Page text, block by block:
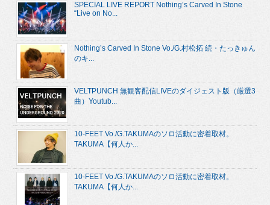
SPECIAL LIVE REPORT Nothing’s Carved In Stone
“Live on No...
Nothing’s Carved In Stone Vo./G.村松拓 続・たっきゅん
のキ...
VELTPUNCH 無観客配信LIVEのダイジェスト版（厳選3
曲）Youtub...
10-FEET Vo./G.TAKUMAのソロ活動に密着取材。
TAKUMA【何人か...
10-FEET Vo./G.TAKUMAのソロ活動に密着取材。
TAKUMA【何人か...